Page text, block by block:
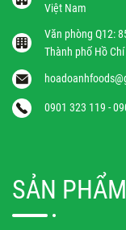
Việt Nam
Văn phòng Q12:
Thành phố Hồ
0901 323 119 -
SẢN PHẨM